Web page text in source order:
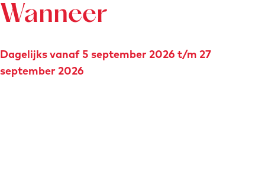
Wanneer
Dagelijks vanaf 5 september 2026 t/m 27
september 2026